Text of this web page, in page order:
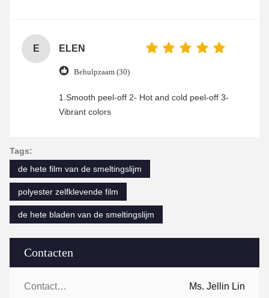
Contacten
Contacten: Ms. Jellin Lin
E ELEN
Behulpzaam (30)
1.Smooth peel-off 2- Hot and cold peel-off 3-
Vibrant colors
Tags:
de hete film van de smeltingslijm
polyester zelfklevende film
de hete bladen van de smeltingslijm